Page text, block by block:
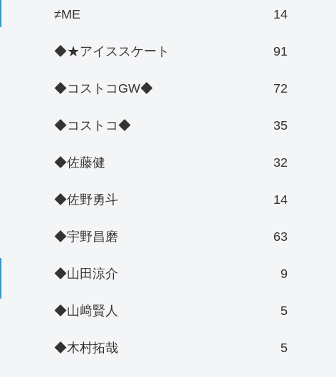
≠ME 14
◆★アイススケート 91
◆コストコGW◆ 72
◆コストコ◆ 35
◆佐藤健 32
◆佐野勇斗 14
◆宇野昌磨 63
◆山田涼介 9
◆山﨑賢人 5
◆木村拓哉 5